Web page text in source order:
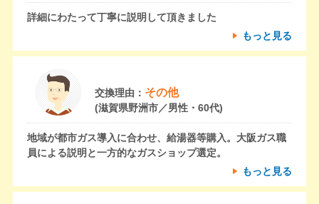
詳細にわたって丁寧に説明して頂きました
もっと見る
交換理由： その他
(滋賀県野洲市／男性・60代)
地域が都市ガス導入に合わせ、給湯器等購入。大阪ガス職
員による説明と一方的なガスショップ選定。
もっと見る